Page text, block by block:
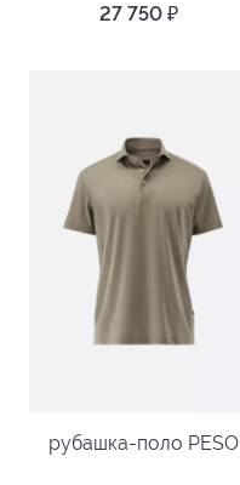
27 750 ₽
рубашка-поло PESO